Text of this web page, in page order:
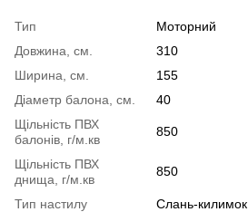
Тип
Моторний
Довжина, см.
310
Ширина, см.
155
Діаметр балона, см.
40
Щільність ПВХ
балонів, г/м.кв
850
Щільність ПВХ
днища, г/м.кв
850
Тип настилу
Слань-килимок